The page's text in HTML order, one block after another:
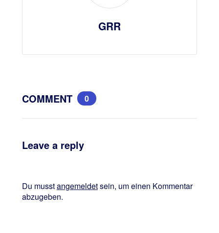
GRR
COMMENT 0
Leave a reply
Du musstangemeldetsein, um einen Kommentar
abzugeben.